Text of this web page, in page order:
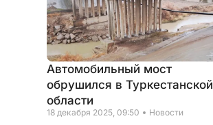
Автомобильный мост
обрушился в Туркестанской
области
18 декабря 2025, 09:50 Новости